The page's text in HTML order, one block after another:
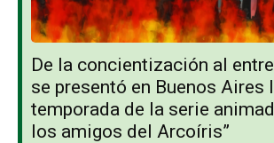
De la concientización al
se presentó en Buenos Aires
temporada de la serie
los amigos del Arcoíris”